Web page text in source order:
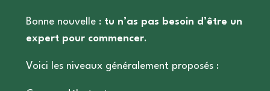
Bonne nouvelle : tu n’as pas besoin d’être un
expert pour commencer.
Voici les niveaux généralement proposés :